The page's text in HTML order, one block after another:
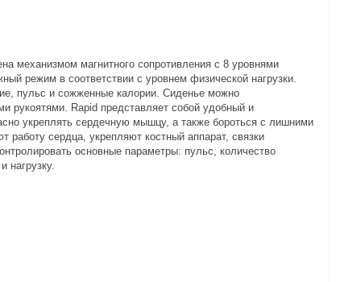
механизмом магнитного сопротивления с 8 уровнями
режим в соответствии с уровнем физической нагрузки.
пульс и сожженные калории. Сиденье можно
рукоятями. Rapid представляет собой удобный и
укреплять сердечную мышцу, а также бороться с лишними
сердца, укрепляют костный аппарат, связки
основные параметры: пульс, количество